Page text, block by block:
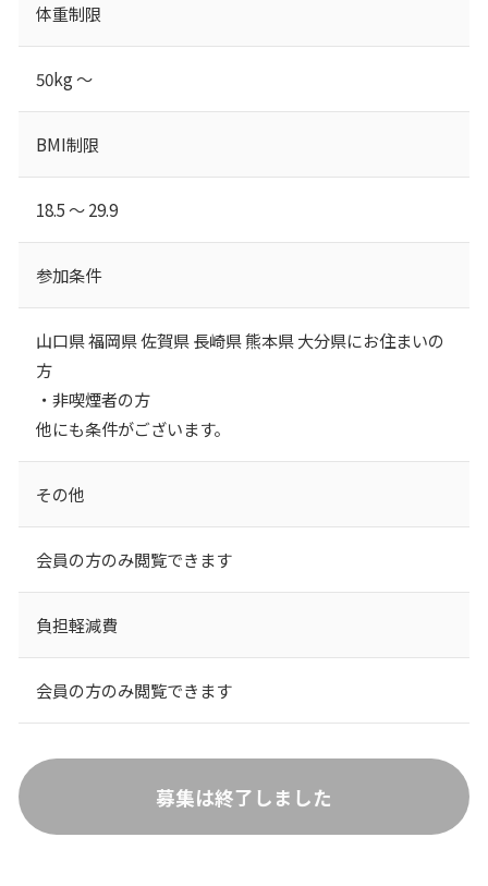
体重制限
50kg ～
BMI制限
18.5 ～ 29.9
参加条件
山口県 福岡県 佐賀県 長崎県 熊本県 大分県にお住まいの
方
・非喫煙者の方
他にも条件がございます。
その他
会員の方のみ閲覧できます
負担軽減費
会員の方のみ閲覧できます
募集は終了しました